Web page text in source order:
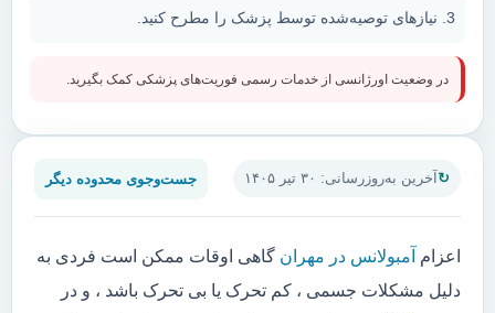
آخرین به‌روزرسانی: ۳۰ تیر ۱۴۰۵ جست‌وجوی محدوده دیگر
اعزام آمبولانس در مهران گاهی اوقات ممکن است فردی به
دلیل مشکلات جسمی ، کم تحرک یا بی تحرک باشد ، و در
نیازهای توصیه‌شده توسط پزشک را مطرح کنید.
در وضعیت اورژانسی از خدمات رسمی فوریت‌های پزشکی کمک بگیرید.